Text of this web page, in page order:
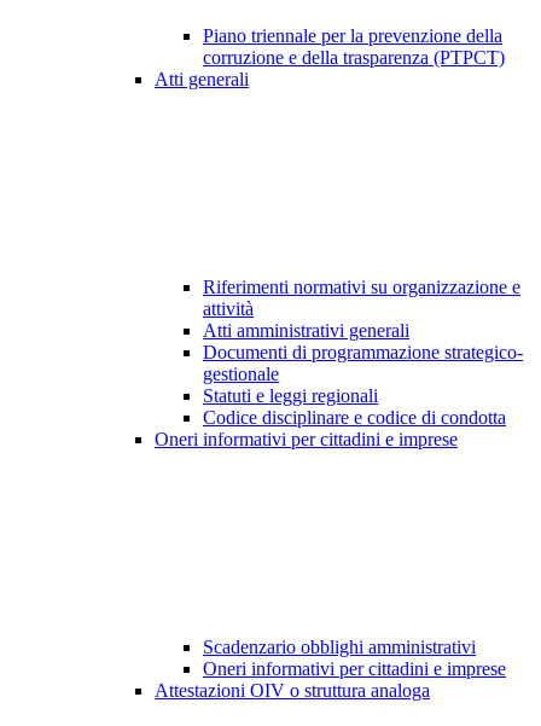
Piano triennale per la prevenzione della
corruzione e della trasparenza (PTPCT)
Atti generali
Riferimenti normativi su organizzazione e
attività
Atti amministrativi generali
Documenti di programmazione strategico-
gestionale
Statuti e leggi regionali
Codice disciplinare e codice di condotta
Oneri informativi per cittadini e imprese
Scadenzario obblighi amministrativi
Oneri informativi per cittadini e imprese
Attestazioni OIV o struttura analoga